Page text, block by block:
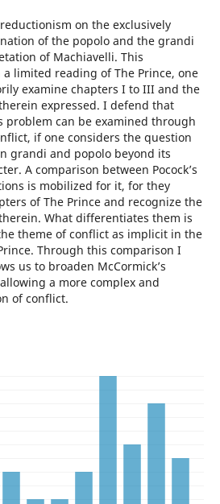
on the exclusively
of the popolo and the grandi
of Machiavelli. This
limited reading of The Prince, one
examine chapters I to III and the
expressed. I defend that
problem can be examined through
if one considers the question
grandi and popolo beyond its
A comparison between Pocock’s
is mobilized for it, for they
of The Prince and recognize the
What differentiates them is
theme of conflict as implicit in the
Through this comparison I
us to broaden McCormick’s
a more complex and
of conflict.